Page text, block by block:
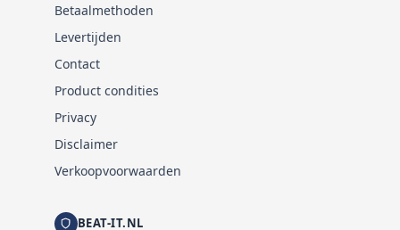
Betaalmethoden
Levertijden
Contact
Product condities
Privacy
Disclaimer
Verkoopvoorwaarden
BEAT-IT.NL